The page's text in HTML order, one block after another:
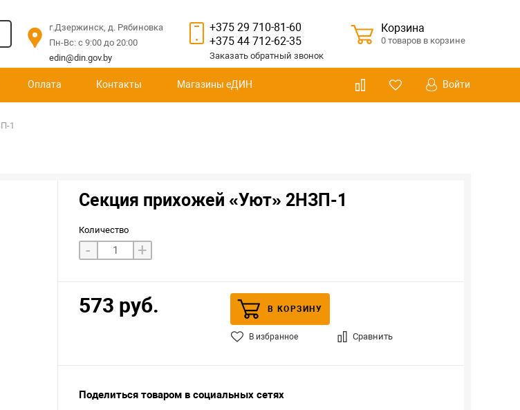
г.Дзержинск, д. Рябиновка
Пн-Вс: c 9:00 до 20:00
edin@din.gov.by
+375 29 710-81-60
+375 44 712-62-35
Заказать обратный звонок
Корзина
0 товаров в корзине
Оплата Контакты Магазины еДИН Войти
1
Секция прихожей «Уют» 2НЗП-1
Количество
- +
573 руб. В КОРЗИНУ
В избранное Сравнить
Поделиться товаром в социальных сетях